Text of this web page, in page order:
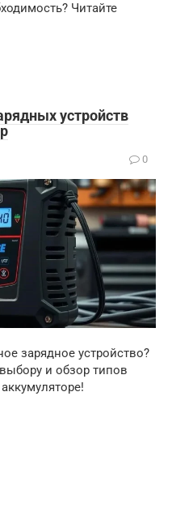
Читайте
устройств
0
зарядное устройство?
и обзор типов